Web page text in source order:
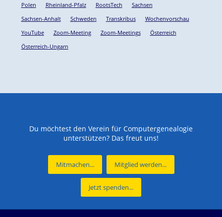
Polen
Rheinland-Pfalz RootsTech
Sachsen
Sachsen-Anhalt
Schweden Transkribus
Wochenvorschau
YouTube
Zoom-Meeting Zoom-Meetings
Österreich
Österreich-Ungarn
Du möchtest den Verein für Computergenealogie
unterstützen? Das freut uns!
Mitmachen... Mitglied werden...
Jetzt spenden...